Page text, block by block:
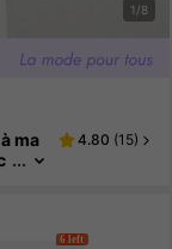
1/8
ma
4.80 (15)
6 left